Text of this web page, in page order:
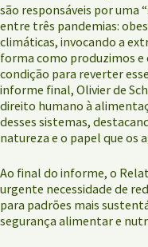
são responsáveis por uma
entre três pandemias:
climáticas, invocando a
forma como produzimos
condição para reverter
informe final, Olivier de
direito humano à
desses sistemas,
natureza e o papel que os
Ao final do informe, o
urgente necessidade de
para padrões mais
segurança alimentar e